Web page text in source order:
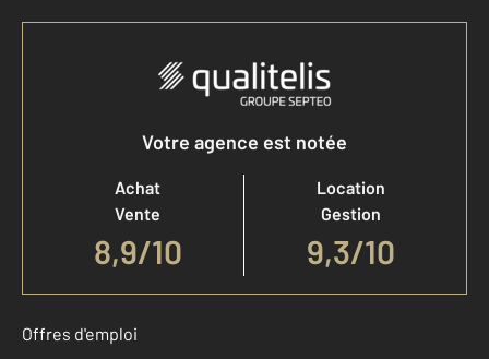
Votre agence est notée
Achat
Vente
8,9/10
Location
Gestion
9,3/10
Offres d'emploi